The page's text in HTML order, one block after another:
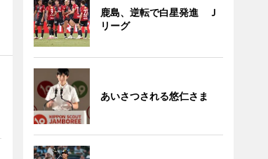
鹿島、逆転で白星発進 Ｊ
リーグ
あいさつされる悠仁さま